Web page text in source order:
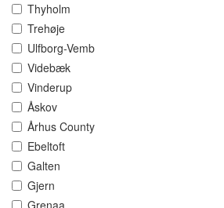
Thyholm
Trehøje
Ulfborg-Vemb
Videbæk
Vinderup
Åskov
Århus County
Ebeltoft
Galten
Gjern